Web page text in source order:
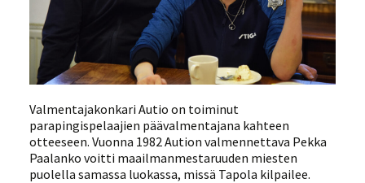
Valmentajakonkari Autio on toiminut
parapingispelaajien päävalmentajana kahteen
otteeseen. Vuonna 1982 Aution valmennettava Pekka
Paalanko voitti maailmanmestaruuden miesten
puolella samassa luokassa, missä Tapola kilpailee.